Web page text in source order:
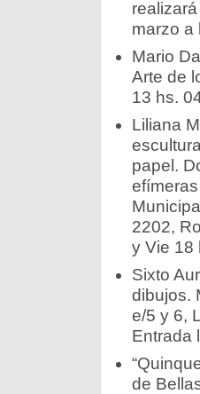
marzo a
Mario
Arte de
13 hs.
Liliana
papel.
2202,
y Vie 18
Sixto
dibujos.
e/5 y 6,
Entrada
de